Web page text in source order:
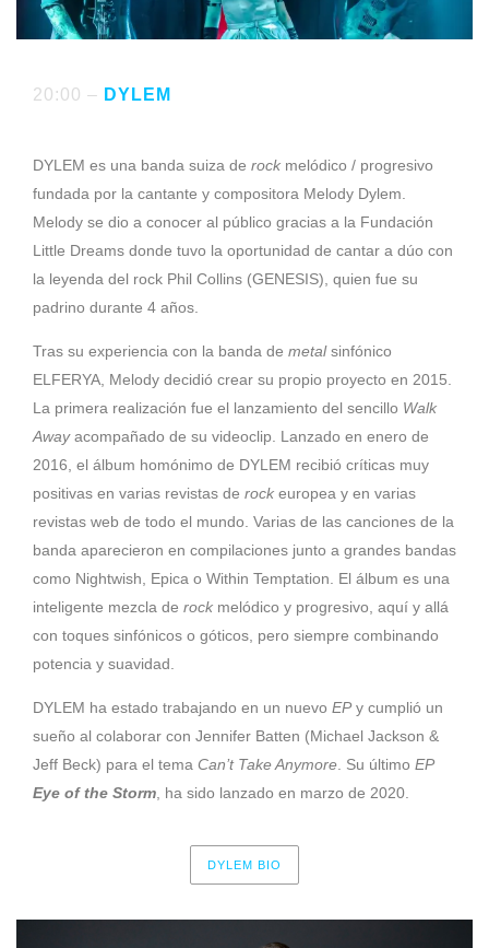
20:00 – DYLEM
DYLEM es una banda suiza de rock melódico / progresivo
fundada por la cantante y compositora Melody Dylem.
Melody se dio a conocer al público gracias a la Fundación
Little Dreams donde tuvo la oportunidad de cantar a dúo con
la leyenda del rock Phil Collins (GENESIS), quien fue su
padrino durante 4 años.
Tras su experiencia con la banda de metalsinfónico
ELFERYA, Melody decidió crear su propio proyecto en 2015.
La primera realización fue el lanzamiento del sencillo Walk
Awayacompañado de su videoclip. Lanzado en enero de
2016, el álbum homónimo de DYLEM recibió críticas muy
positivas en varias revistas de rock europea y en varias
revistas web de todo el mundo. Varias de las canciones de la
banda aparecieron en compilaciones junto a grandes bandas
como Nightwish, Epica o Within Temptation. El álbum es una
inteligente mezcla de rock melódico y progresivo, aquí y allá
con toques sinfónicos o góticos, pero siempre combinando
potencia y suavidad.
DYLEM ha estado trabajando en un nuevo EPy cumplió un
sueño al colaborar con Jennifer Batten (Michael Jackson &
Jeff Beck) para el tema Can’t Take Anymore . Su último EP
Eye of the Storm , ha sido lanzado en marzo de 2020.
DYLEM BIO